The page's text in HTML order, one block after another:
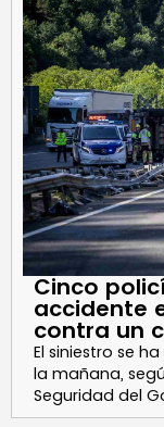
Cinco
accidente
contra un
El siniestro se
la mañana,
Seguridad del